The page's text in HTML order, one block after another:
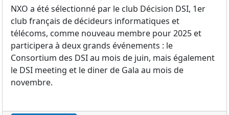
NXO a été sélectionné par le club Décision DSI, 1er
club français de décideurs informatiques et
télécoms, comme nouveau membre pour 2025 et
participera à deux grands événements : le
Consortium des DSI au mois de juin, mais également
le DSI meeting et le diner de Gala au mois de
novembre.